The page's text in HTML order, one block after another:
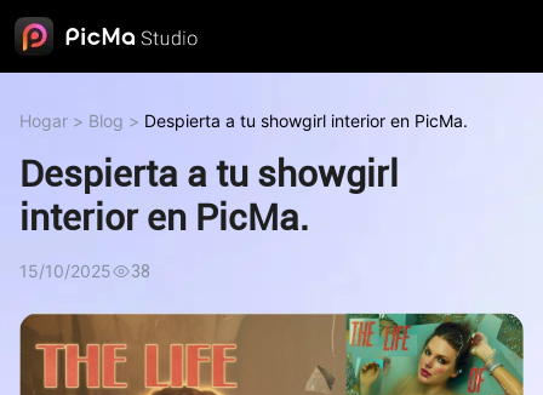
Hogar > Blog > Despierta a tu showgirl interior en PicMa.
Despierta a tu showgirl
interior en PicMa.
15/10/2025 38